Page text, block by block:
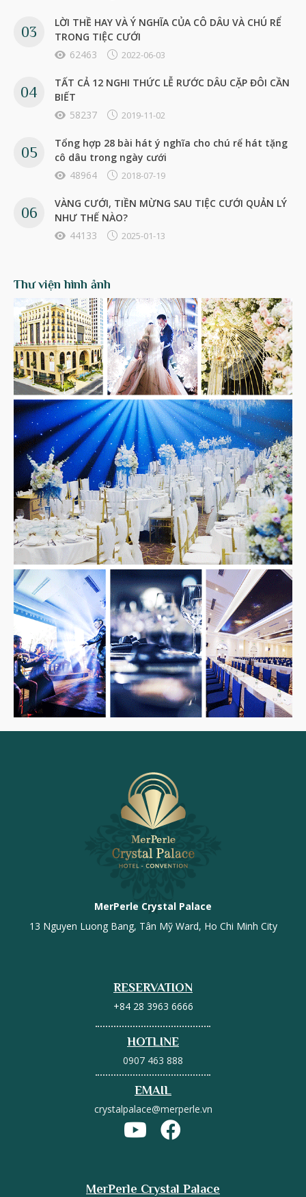
LỜI THỀ HAY VÀ Ý NGHĨA CỦA CÔ DÂU VÀ CHÚ RỂ
TRONG TIỆC CƯỚI
62463
2022-06-03
TẤT CẢ 12 NGHI THỨC LỄ RƯỚC DÂU CẶP ĐÔI CẦN
BIẾT
58237
2019-11-02
Tổng hợp 28 bài hát ý nghĩa cho chú rể hát tặng
cô dâu trong ngày cưới
48964
2018-07-19
VÀNG CƯỚI, TIỀN MỪNG SAU TIỆC CƯỚI QUẢN LÝ
NHƯ THẾ NÀO?
44133
2025-01-13
Thư viện hình ảnh
MerPerle Crystal Palace
13 Nguyen Luong Bang, Tân Mỹ Ward, Ho Chi Minh City
RESERVATION
+84 28 3963 6666
HOTLINE
0907 463 888
EMAIL
crystalpalace@merperle.vn
MerPerle Crystal Palace